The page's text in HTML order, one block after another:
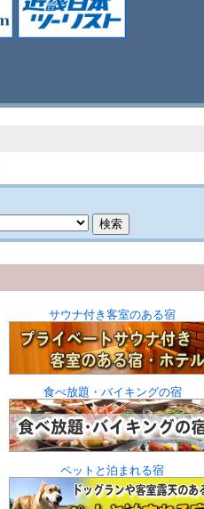
サウナ付き客室のある宿
食べ放題・バイキングの宿
ペットと泊まれる宿